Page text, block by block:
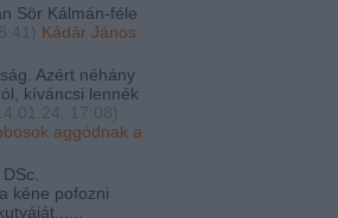
Sör Kálmán-féle
Kádár János
Azért néhány
kíváncsi lennék
aggódnak a
kéne pofozni